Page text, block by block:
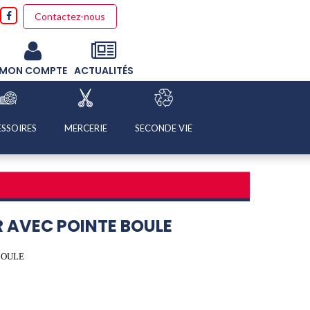
Contactez-nous
COMPTE ACTUALITÉS
MERCERIE SECONDE VIE
AVEC POINTE BOULE